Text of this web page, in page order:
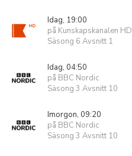
Idag, 19:00
på Kunskapskanalen HD
Säsong 6 Avsnitt 1
Idag, 04:50
på BBC Nordic
Säsong 3 Avsnitt 10
Imorgon, 09:20
på BBC Nordic
Säsong 3 Avsnitt 10